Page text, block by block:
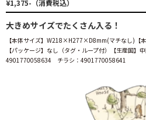
¥1,375-（消費税込）
大きめサイズでたくさん入る！
【本体サイズ】W218×H277×D8mm(マチなし)【
【パッケージ】なし（タグ・ループ付）【生産国】
4901770058634 チラシ：4901770058641